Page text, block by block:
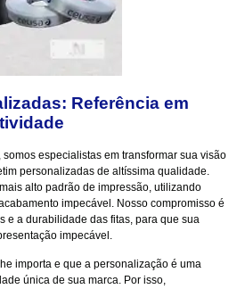
Referência em
, somos especialistas em transformar sua visão
personalizadas de altíssima qualidade.
alto padrão de impressão, utilizando
impecável. Nosso compromisso é
e a durabilidade das fitas, para que sua
impecável.
importa e que a personalização é uma
única de sua marca. Por isso,